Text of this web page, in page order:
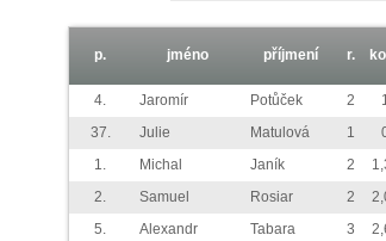
p. jméno příjmení r.
4. Jaromír Potůček 2
37.
Julie Matulová 1
1.
Michal Janík 2
2.
Samuel Rosiar 2
5.
Alexandr Tabara 3